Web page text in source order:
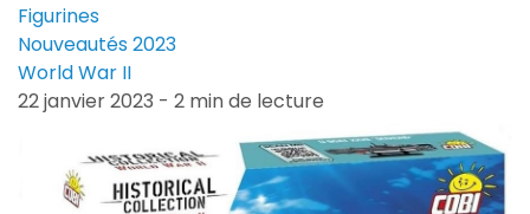
Figurines
Nouveautés 2023
World War II
22 janvier 2023 - 2 min de lecture